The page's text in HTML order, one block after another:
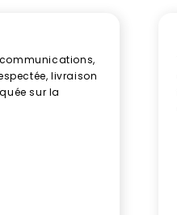
livraison
sur la